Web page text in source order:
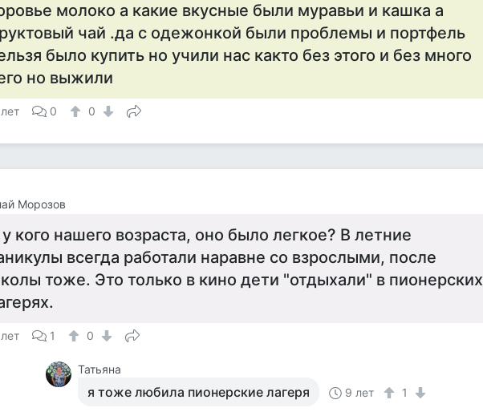
молоко а какие вкусные были муравьи и кашка а
чай .да с одежонкой были проблемы и портфель
было купить но учили нас както без этого и без много
но выжили
0 0
Морозов
кого нашего возраста, оно было легкое? В летние
всегда работали наравне со взрослыми, после
тоже. Это только в кино дети "отдыхали" в пионерских
1 0
Татьяна
я тоже любила пионерские лагеря 9 лет 1